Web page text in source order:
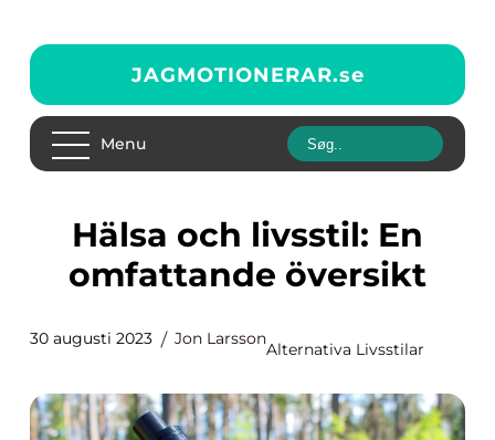
JAGMOTIONERAR.se
Menu
Hälsa och livsstil: En
omfattande översikt
30 augusti 2023 Jon Larsson
Alternativa Livsstilar